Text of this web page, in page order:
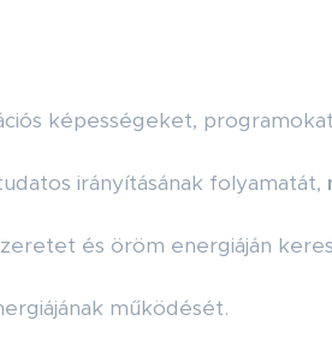
képességeket,
irányításának folyamatát,
és öröm energiáján
működését.